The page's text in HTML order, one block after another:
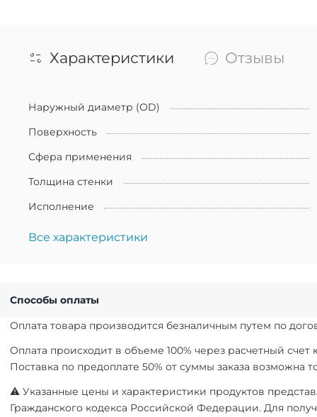
Характеристики Отзывы
Наружный диаметр (OD)
Поверхность
Сфера применения
Толщина стенки
Исполнение
Все характеристики
Способы оплаты
Оплата товара производится безналичным путем по
Оплата происходит в объеме 100% через расчетный
Поставка по предоплате 50% от суммы заказа
⚠ Указанные цены и характеристики продуктов
Гражданского кодекса Российской Федерации. Для